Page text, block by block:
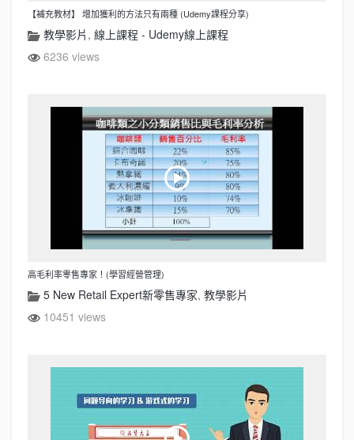
【補充教材】 增加獲利的方法只有兩種 (Udemy課程分享)
教學影片 , 線上課程 - Udemy線上課程
6236 views
高毛利率零售專家！(學習經營管理)
5 New Retail Expert新零售專家, 教學影片
10451 views